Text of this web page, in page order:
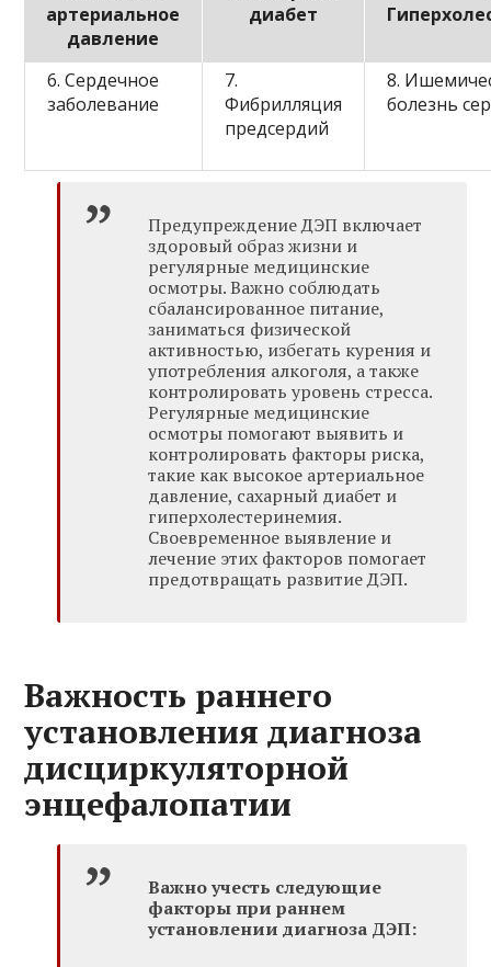
артериальное
давление
диабет
6. Сердечное
заболевание
7.
Фибрилляция
предсердий
8.
болезнь
Предупреждение ДЭП включает
здоровый образ жизни и
регулярные медицинские
осмотры. Важно соблюдать
сбалансированное питание,
заниматься физической
активностью, избегать курения и
употребления алкоголя, а также
контролировать уровень стресса.
Регулярные медицинские
осмотры помогают выявить и
контролировать факторы риска,
такие как высокое артериальное
давление, сахарный диабет и
гиперхолестеринемия.
Своевременное выявление и
лечение этих факторов помогает
предотвращать развитие ДЭП.
Важность раннего
установления диагноза
дисциркуляторной
энцефалопатии
Важно учесть следующие
факторы при раннем
установлении диагноза ДЭП: